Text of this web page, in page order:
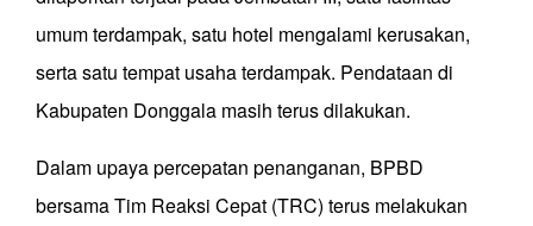
umum terdampak, satu hotel mengalami kerusakan,
serta satu tempat usaha terdampak. Pendataan di
Kabupaten Donggala masih terus dilakukan.
Dalam upaya percepatan penanganan, BPBD
bersama Tim Reaksi Cepat (TRC) terus melakukan